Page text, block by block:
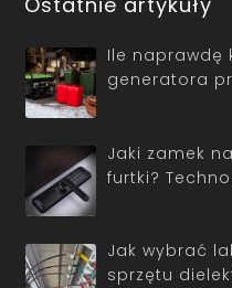
Ile naprawdę
generatora
Jaki zamek
furtki?
Jak wybrać
sprzętu